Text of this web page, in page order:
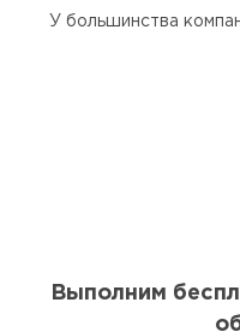
У большинства
Выполним